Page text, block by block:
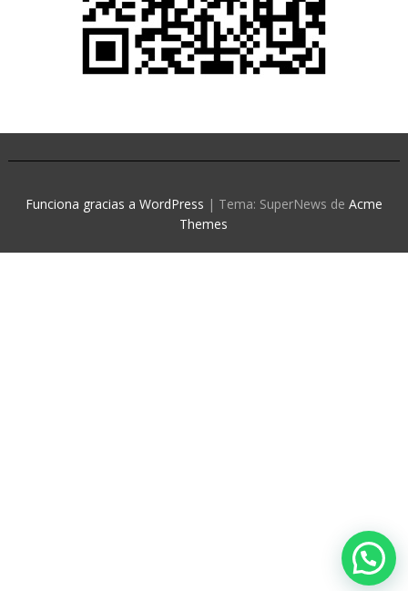
Funciona gracias a WordPress | Tema: SuperNews de Acme
Themes